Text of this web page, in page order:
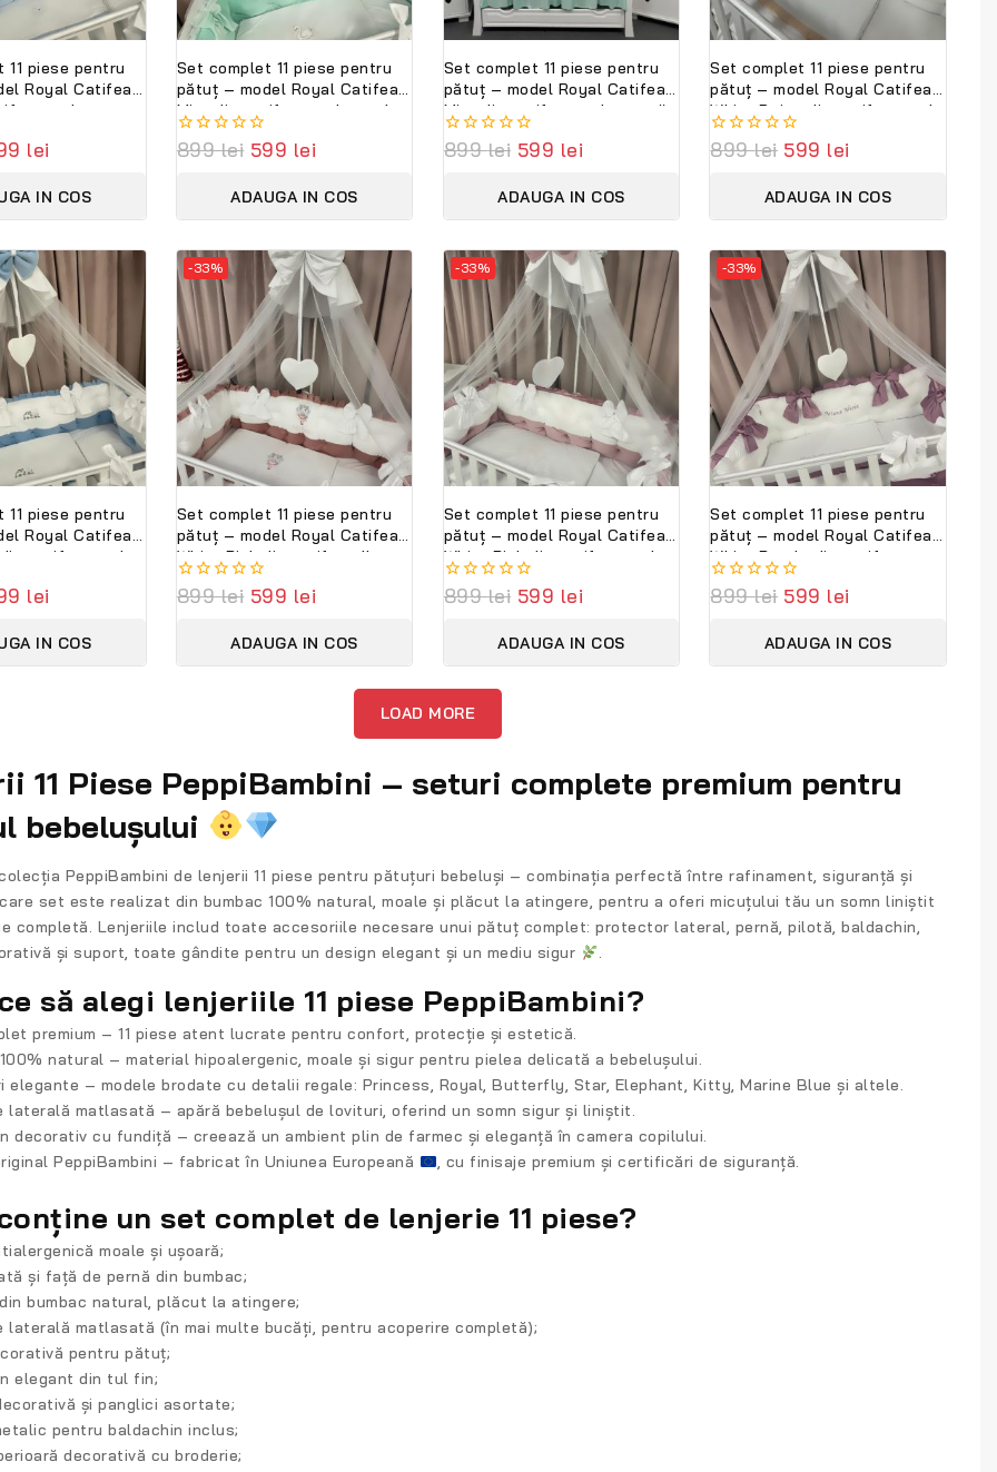
11 piese pentru
Royal Catifea
moale
cu
premium
lei
IN COS
Set complet 11 piese pentru
pătuț – model Royal Catifea
Mint din catifea moale verde
mentă, personalizabil cu
nume – Lenjerie premium
0
899lei 599 lei
ADAUGA IN COS
Set complet 11 piese pentru
pătuț – model Royal Catifea
Mint din catifea verde mentă,
personalizabil cu nume –
Peppi Bambini Premium
0
899lei 599 lei
ADAUGA IN COS
Set complet 11 piese pentru
pătuț – model Royal Catifea
White Beige din catifea moale
alb-bej, personalizabil cu
nume – Lenjerie premium
0
899lei 599 lei
ADAUGA IN COS
11 piese pentru
Royal Catifea
catifea moale
personalizabil
premium
lei
IN COS
-33%
Set complet 11 piese pentru
pătuț – model Royal Catifea
White Pink din catifea alb-roz,
personalizabil cu nume –
Lenjerie premium Peppi
0
899lei 599 lei
ADAUGA IN COS
-33%
Set complet 11 piese pentru
pătuț – model Royal Catifea
White Pink din catifea moale
alb-roz, personalizabil cu
nume – Lenjerie premium
0
899lei 599 lei
ADAUGA IN COS
-33%
Set complet 11 piese pentru
pătuț – model Royal Catifea
White Purple din catifea
moale alb-mov, personalizabil
cu nume – Lenjerie premium
0
899lei 599 lei
ADAUGA IN COS
LOAD MORE
11 Piese PeppiBambini – seturi complete premium pentru
bebelușului
PeppiBambini de lenjerii 11 piese pentru pătuțuri bebeluși – combinația perfectă între rafinament, siguranță și
set este realizat din bumbac 100% natural, moale și plăcut la atingere, pentru a oferi micuțului tău un somn liniștit
completă. Lenjeriile includ toate accesoriile necesare unui pătuț complet:protector lateral, pernă, pilotă, baldachin,
și suport, toate gândite pentru un design elegant și un mediu sigur .
să alegi lenjeriile 11 piese PeppiBambini?
premium – 11 piese atent lucrate pentru confort, protecție și estetică.
natural – material hipoalergenic, moale și sigur pentru pielea delicată a bebelușului.
elegante – modele brodate cu detalii regale: Princess, Royal, Butterfly, Star, Elephant, Kitty, Marine Blue și altele.
laterală matlasată – apără bebelușul de lovituri, oferind un somn sigur și liniștit.
decorativ cu fundiță – creează un ambient plin de farmec și eleganță în camera copilului.
PeppiBambini – fabricat în Uniunea Europeană , cu finisaje premium și certificări de siguranță.
un set complet de lenjerie 11 piese?
moale și ușoară;
și față de pernă din bumbac;
bumbac natural, plăcut la atingere;
laterală matlasată (în mai multe bucăți, pentru acoperire completă);
pentru pătuț;
elegant din tul fin;
și panglici asortate;
pentru baldachin inclus;
decorativă cu broderie;